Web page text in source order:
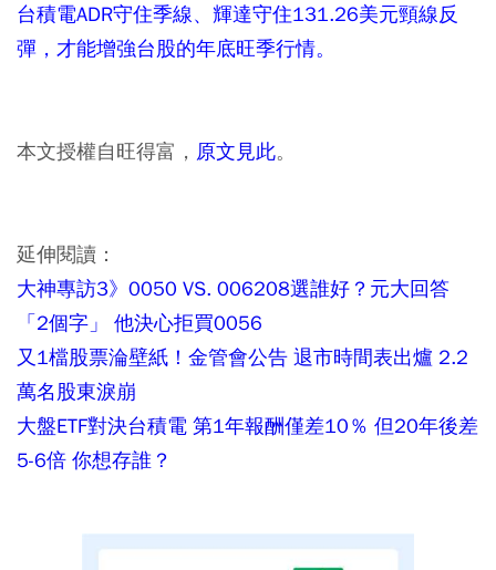
台積電ADR守住季線、輝達守住131.26美元頸線反
彈，才能增強台股的年底旺季行情。
本文授權自旺得富， 原文見此。
延伸閱讀：
大神專訪3》0050 VS. 006208選誰好？元大回答
「2個字」 他決心拒買0056
又1檔股票淪壁紙！金管會公告 退市時間表出爐 2.2
萬名股東淚崩
大盤ETF對決台積電 第1年報酬僅差10％ 但20年後差
5-6倍 你想存誰？